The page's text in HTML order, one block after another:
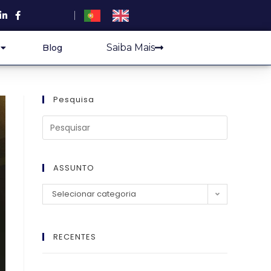
Blog Saiba Mais
Pesquisa
ASSUNTO
Selecionar categoria
RECENTES